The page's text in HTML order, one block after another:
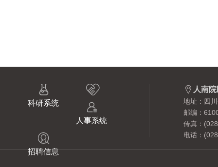

科研系统


人事系统

招聘信息
 人南
地址：四
邮编：
传真：
电话：